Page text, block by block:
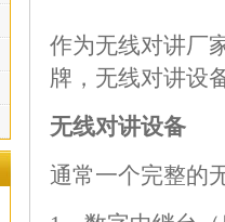
作为无线对讲厂
牌，无线对讲设
无线对讲设备
通常一个完整的